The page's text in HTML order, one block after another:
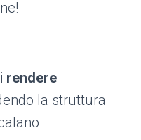
rendere
la struttura